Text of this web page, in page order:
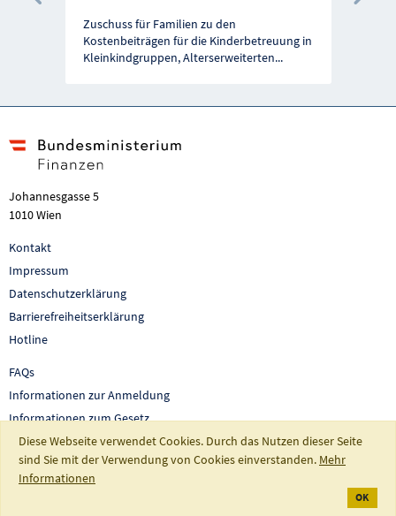
Zuschuss für Familien zu den
Kostenbeiträgen für die Kinderbetreuung in
Kleinkindgruppen, Alterserweiterten...
Vorherige Förderung
Johannesgasse 5
1010 Wien
Kontakt
Impressum
Datenschutzerklärung
Barrierefreiheitserklärung
Hotline
FAQs
Informationen zur Anmeldung
Informationen zum Gesetz
Auswertungen und Berichte
So fördert Österreich
Diese Webseite verwendet Cookies. Durch das Nutzen dieser Seite
sind Sie mit der Verwendung von Cookies einverstanden. Mehr
Informationen
OK